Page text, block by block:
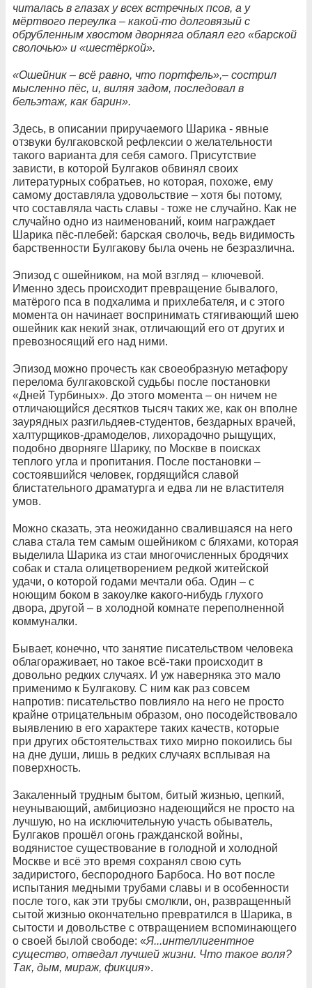
читалась в глазах у всех встречных псов, а у
мёртвого переулка – какой-то долговязый с
обрубленным хвостом дворняга облаял его «барской
сволочью» и «шестёркой».
«Ошейник – всё равно, что портфель»,– сострил
мысленно пёс, и, виляя задом, последовал в
бельэтаж, как барин».
Здесь, в описании приручаемого Шарика - явные
отзвуки булгаковской рефлексии о желательности
такого варианта для себя самого. Присутствие
зависти, в которой Булгаков обвинял своих
литературных собратьев, но которая, похоже, ему
самому доставляла удовольствие – хотя бы потому,
что составляла часть славы - тоже не случайно. Как не
случайно одно из наименований, коим награждает
Шарика пёс-плебей: барская сволочь, ведь видимость
барственности Булгакову была очень не безразлична.
Эпизод с ошейником, на мой взгляд – ключевой.
Именно здесь происходит превращение бывалого,
матёрого пса в подхалима и прихлебателя, и с этого
момента он начинает воспринимать стягивающий шею
ошейник как некий знак, отличающий его от других и
превозносящий его над ними.
Эпизод можно прочесть как своеобразную метафору
перелома булгаковской судьбы после постановки
«Дней Турбиных». До этого момента – он ничем не
отличающийся десятков тысяч таких же, как он вполне
заурядных разгильдяев-студентов, бездарных врачей,
халтурщиков-драмоделов, лихорадочно рыщущих,
подобно дворняге Шарику, по Москве в поисках
теплого угла и пропитания. После постановки –
состоявшийся человек, гордящийся славой
блистательного драматурга и едва ли не властителя
умов.
Можно сказать, эта неожиданно свалившаяся на него
слава стала тем самым ошейником с бляхами, которая
выделила Шарика из стаи многочисленных бродячих
собак и стала олицетворением редкой житейской
удачи, о которой годами мечтали оба. Один – с
ноющим боком в закоулке какого-нибудь глухого
двора, другой – в холодной комнате переполненной
коммуналки.
Бывает, конечно, что занятие писательством человека
облагораживает, но такое всё-таки происходит в
довольно редких случаях. И уж наверняка это мало
применимо к Булгакову. С ним как раз совсем
напротив: писательство повлияло на него не просто
крайне отрицательным образом, оно посодействовало
выявлению в его характере таких качеств, которые
при других обстоятельствах тихо мирно покоились бы
на дне души, лишь в редких случаях всплывая на
поверхность.
Закаленный трудным бытом, битый жизнью, цепкий,
неунывающий, амбициозно надеющийся не просто на
лучшую, но на исключительную участь обыватель,
Булгаков прошёл огонь гражданской войны,
водянистое существование в голодной и холодной
Москве и всё это время сохранял свою суть
задиристого, беспородного Барбоса. Но вот после
испытания медными трубами славы и в особенности
после того, как эти трубы смолкли, он, развращенный
сытой жизнью окончательно превратился в Шарика, в
сытости и довольстве с отвращением вспоминающего
о своей былой свободе: «Я...интеллигентное
существо, отведал лучшей жизни. Что такое воля?
Так, дым, мираж, фикция».